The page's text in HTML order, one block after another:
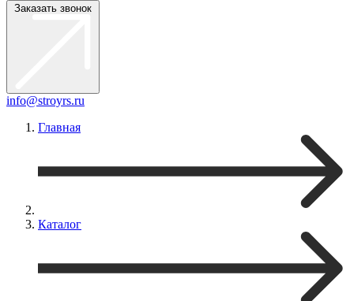
Заказать звонок
info@stroyrs.ru
Главная
Каталог